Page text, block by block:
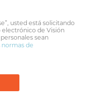
usted está solicitando
de Visión
sean
normas de